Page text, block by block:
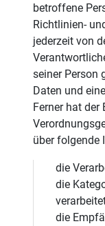
betroffene
Richtlinien-
jederzeit von
seiner Person
Daten und
Ferner hat der
über folgende
die
die
die